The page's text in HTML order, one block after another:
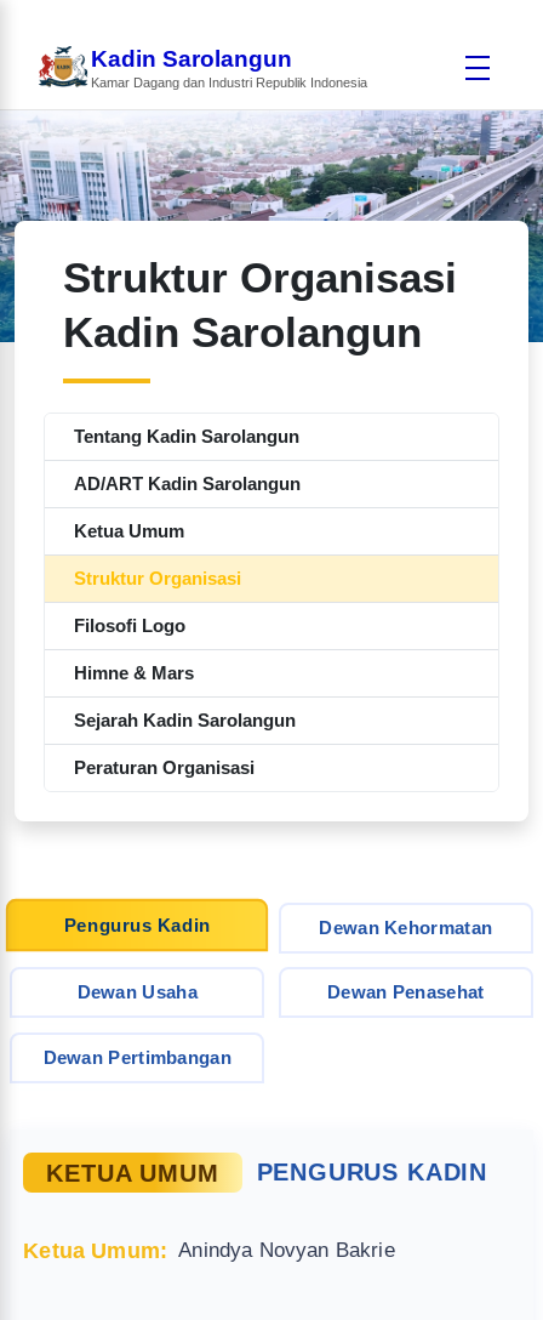
Kadin Sarolangun
Kamar Dagang dan Industri Republik Indonesia
Struktur Organisasi
Kadin Sarolangun
Tentang Kadin Sarolangun
AD/ART Kadin Sarolangun
Ketua Umum
Struktur Organisasi
Filosofi Logo
Himne & Mars
Sejarah Kadin Sarolangun
Peraturan Organisasi
Pengurus Kadin Dewan Kehormatan
Dewan Usaha Dewan Penasehat
Dewan Pertimbangan
KETUA UMUM PENGURUS KADIN
Ketua Umum: Anindya Novyan Bakrie